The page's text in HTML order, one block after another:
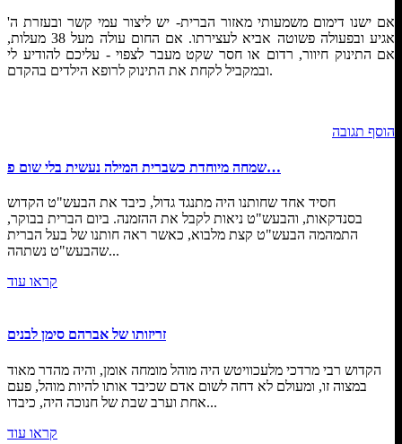
אם ישנו דימום משמעותי מאזור הברית- יש ליצור עמי קשר ובעזרת ה'
אגיע ובפעולה פשוטה אביא לעצירתו. אם החום עולה מעל 38 מעלות,
אם התינוק חיוור, רדום או חסר שקט מעבר לצפוי - עליכם להודיע לי
ובמקביל לקחת את התינוק לרופא הילדים בהקדם.
הוסף תגובה
שמחה מיוחדת כשברית המילה נעשית בלי שום פ…
חסיד אחד שחותנו היה מתנגד גדול, כיבד את הבעש"ט הקדוש
בסנדקאות, והבעש"ט ניאות לקבל את ההזמנה. ביום הברית בבוקר,
התמהמה הבעש"ט קצת מלבוא, כאשר ראה חותנו של בעל הברית
שהבעש"ט נשתהה...
קראו עוד
זריזותו של אברהם סימן לבנים
הקדוש רבי מרדכי מלעכוויטש היה מוהל מומחה אומן, והיה מהדר מאוד
במצוה זו, ומעולם לא דחה לשום אדם שכיבד אותו להיות מוהל, פעם
אחת וערב שבת של חנוכה היה, כיבדו...
קראו עוד